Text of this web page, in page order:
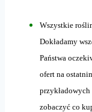
Wszystkie
Dokładamy
Państwa
ofert na
zobaczyć co